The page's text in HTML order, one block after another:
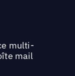
multi-
mail